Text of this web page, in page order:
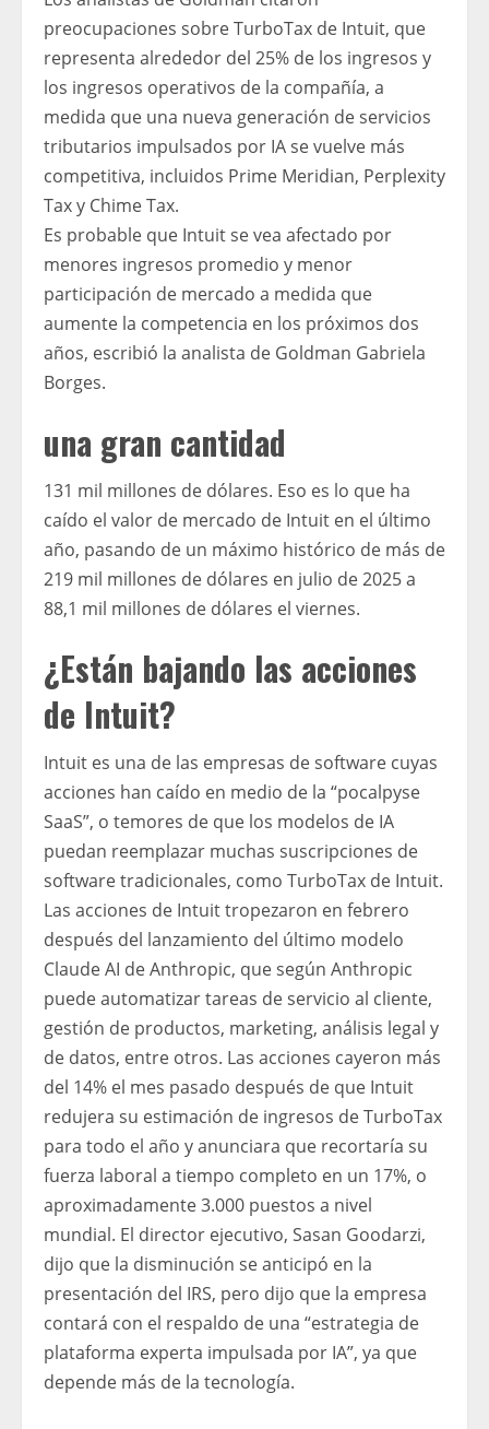
preocupaciones sobre TurboTax de Intuit, que
representa alrededor del 25% de los ingresos y
los ingresos operativos de la compañía, a
medida que una nueva generación de servicios
tributarios impulsados ​​por IA se vuelve más
competitiva, incluidos Prime Meridian, Perplexity
Tax y Chime Tax.
Es probable que Intuit se vea afectado por
menores ingresos promedio y menor
participación de mercado a medida que
aumente la competencia en los próximos dos
años, escribió la analista de Goldman Gabriela
Borges.
una gran cantidad
131 mil millones de dólares. Eso es lo que ha
caído el valor de mercado de Intuit en el último
año, pasando de un máximo histórico de más de
219 mil millones de dólares en julio de 2025 a
88,1 mil millones de dólares el viernes.
¿Están bajando las acciones
de Intuit?
Intuit es una de las empresas de software cuyas
acciones han caído en medio de la “pocalpyse
SaaS”, o temores de que los modelos de IA
puedan reemplazar muchas suscripciones de
software tradicionales, como TurboTax de Intuit.
Las acciones de Intuit tropezaron en febrero
después del lanzamiento del último modelo
Claude AI de Anthropic, que según Anthropic
puede automatizar tareas de servicio al cliente,
gestión de productos, marketing, análisis legal y
de datos, entre otros. Las acciones cayeron más
del 14% el mes pasado después de que Intuit
redujera su estimación de ingresos de TurboTax
para todo el año y anunciara que recortaría su
fuerza laboral a tiempo completo en un 17%, o
aproximadamente 3.000 puestos a nivel
mundial. El director ejecutivo, Sasan Goodarzi,
dijo que la disminución se anticipó en la
presentación del IRS, pero dijo que la empresa
contará con el respaldo de una “estrategia de
plataforma experta impulsada por IA”, ya que
depende más de la tecnología.